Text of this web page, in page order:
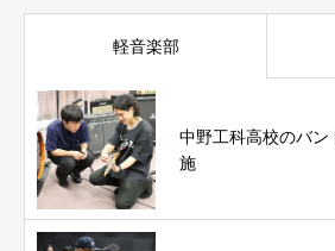
軽音楽部
中野工科高校のバン
施